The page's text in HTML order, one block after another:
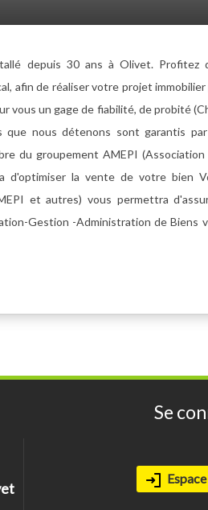
depuis 30 ans à Olivet. Profitez
afin de réaliser votre projet
vous un gage de fiabilité, de probité
nous détenons sont garantis
du groupement AMEPI
d'optimiser la vente de votre bien
et autres) vous permettra
Gestion -Administration de Biens
Se